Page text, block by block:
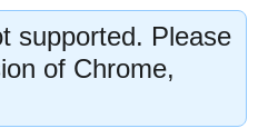
supported. Please
of Chrome,